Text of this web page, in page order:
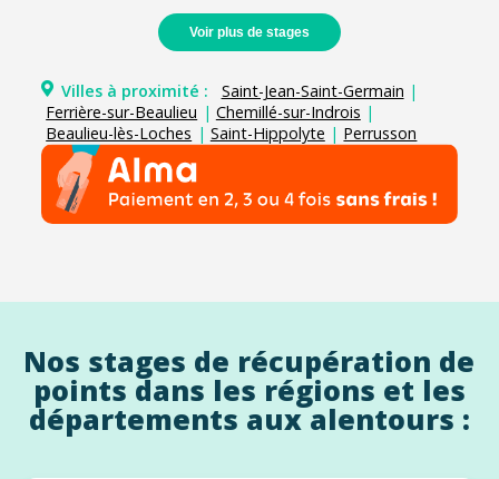
Voir plus de stages
Villes à proximité : Saint-Jean-Saint-Germain |
Ferrière-sur-Beaulieu | Chemillé-sur-Indrois |
Beaulieu-lès-Loches | Saint-Hippolyte | Perrusson
Nos stages de récupération de
points dans les régions et les
départements aux alentours :